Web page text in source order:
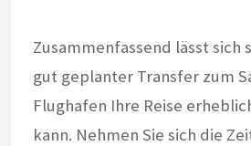
Zusammenfassend lässt sich
gut geplanter Transfer zum
Flughafen Ihre Reise
kann. Nehmen Sie sich die